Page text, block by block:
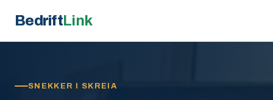
BedriftLink
SNEKKER I SKREIA